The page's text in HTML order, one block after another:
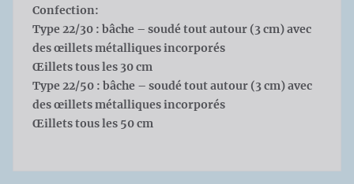
Confection:
Type 22/30 : bâche – soudé tout autour (3 cm) avec
des œillets métalliques incorporés
Œillets tous les 30 cm
Type 22/50 : bâche – soudé tout autour (3 cm) avec
des œillets métalliques incorporés
Œillets tous les 50 cm